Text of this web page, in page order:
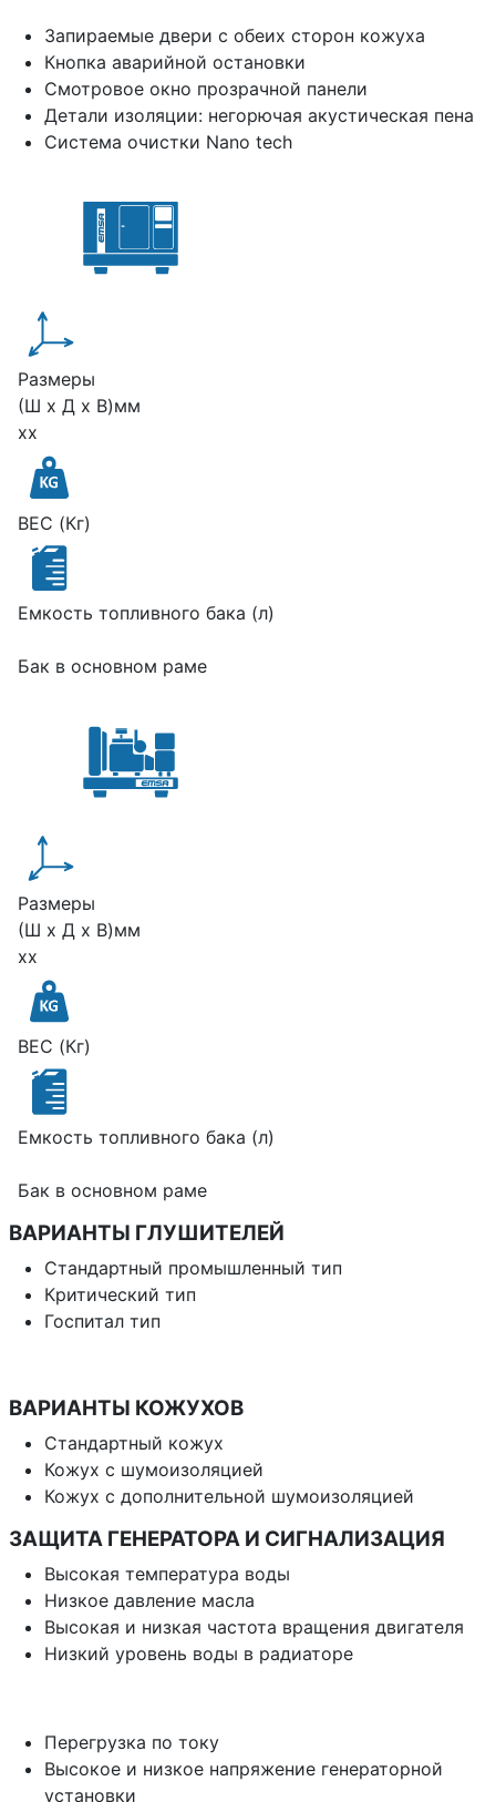
Запираемые двери с обеих сторон кожуха
Кнопка аварийной остановки
Смотровое окно прозрачной панели
Детали изоляции: негорючая акустическая пена
Система очистки Nano tech
Размеры
(Ш х Д х В)мм
xx
ВЕС (Кг)
Емкость топливного бака (л)
Бак в основном раме
Размеры
(Ш х Д х В)мм
xx
ВЕС (Кг)
Емкость топливного бака (л)
Бак в основном раме
ВАРИАНТЫ ГЛУШИТЕЛЕЙ
Стандартный промышленный тип
Критический тип
Госпитал тип
ВАРИАНТЫ КОЖУХОВ
Стандартный кожух
Кожух с шумоизоляцией
Кожух с дополнительной шумоизоляцией
ЗАЩИТА ГЕНЕРАТОРА И СИГНАЛИЗАЦИЯ
Высокая температура воды
Низкое давление масла
Высокая и низкая частота вращения двигателя
Низкий уровень воды в радиаторе
Перегрузка по току
Высокое и низкое напряжение генераторной
установки